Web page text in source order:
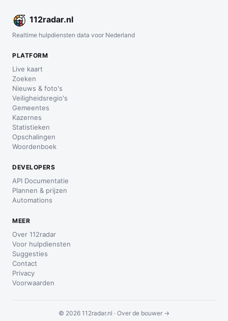
112radar.nl
Realtime hulpdiensten data voor Nederland
PLATFORM
Live kaart
Zoeken
Nieuws & foto's
Veiligheidsregio's
Gemeentes
Kazernes
Statistieken
Opschalingen
Woordenboek
DEVELOPERS
API Documentatie
Plannen & prijzen
Automations
MEER
Over 112radar
Voor hulpdiensten
Suggesties
Contact
Privacy
Voorwaarden
© 2026 112radar.nl · Over de bouwer →